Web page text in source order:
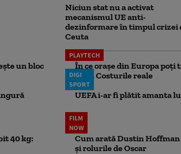
Niciun stat nu a activat
mecanismul UE anti-
dezinformare în timpul crizei
Ceuta
un bloc
PLAYTECH
În ce orașe din Europa poți
lună. Costurile reale
DIGI
SPORT
UEFA i-ar fi plătit amanta
40 kg:
FILM
NOW
Cum arată Dustin Hoffman
și rolurile de Oscar